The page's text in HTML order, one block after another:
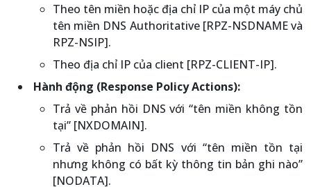
Theo tên miền hoặc địa chỉ IP của một máy chủ
tên miền DNS Authoritative [RPZ-NSDNAME và
RPZ-NSIP].
Theo địa chỉ IP của client [RPZ-CLIENT-IP].
Hành động (Response Policy Actions):
Trả về phản hồi DNS với “tên miền không tồn
tại” [NXDOMAIN].
Trả về phản hồi DNS với “tên miền tồn tại
nhưng không có bất kỳ thông tin bản ghi nào”
[NODATA].